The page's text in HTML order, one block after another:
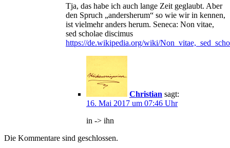
Tja, das habe ich auch lange Zeit geglaubt. Aber
den Spruch „andersherum“ so wie wir in kennen,
ist vielmehr anders herum. Seneca: Non vitae,
sed scholae discimus
https://de.wikipedia.org/wiki/
Christian sagt:
16. Mai 2017 um 07:46 Uhr
in -> ihn
Die Kommentare sind geschlossen.